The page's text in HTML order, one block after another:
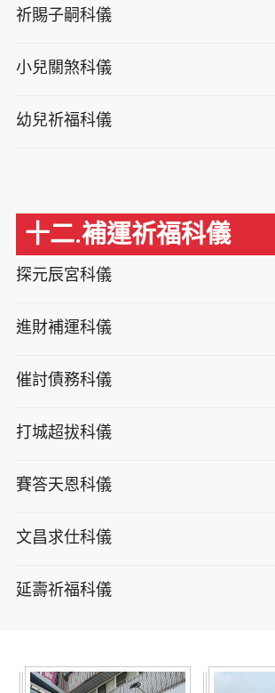
祈賜子嗣科儀
小兒關煞科儀
幼兒祈福科儀
十二.補運祈福科儀
探元辰宮科儀
進財補運科儀
催討債務科儀
打城超拔科儀
賽答天恩科儀
文昌求仕科儀
延壽祈福科儀